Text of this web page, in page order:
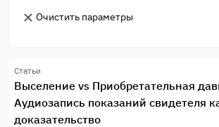
Очистить параметры
Статьи
Выселение vs Приобретательная
Аудиозапись показаний свидетеля
доказательство